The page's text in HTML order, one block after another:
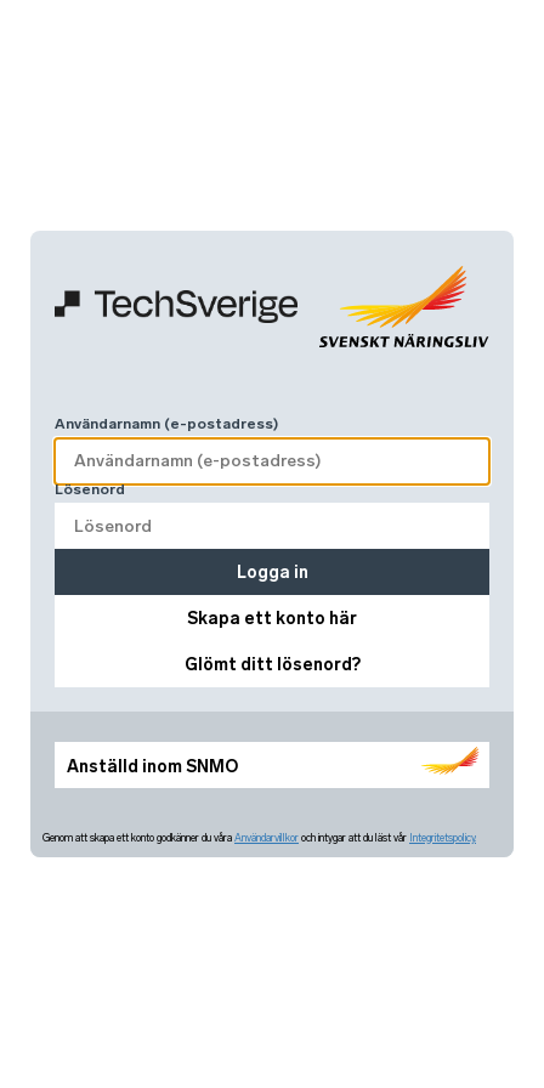
Anställd inom SNMO
Användarnamn (e-postadress)
Lösenord
Skapa ett konto här
Glömt ditt lösenord?
Logga in
Genom att skapa ett konto godkänner du våra Användarvillkor och intygar att du läst vår Integritetspolicy.